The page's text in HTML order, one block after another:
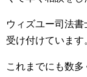
ウィズユー司法
受け付けています
これまでにも数